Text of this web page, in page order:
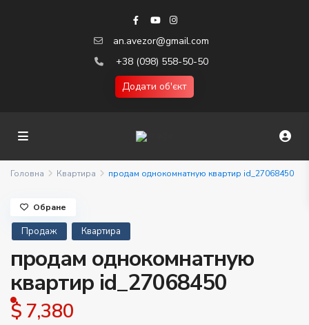
an.avezor@gmail.com
+38 (098) 558-50-50
Додати об'єкт
Головна Квартира продам однокомнатную квартир id_27068450
Продаж Квартира
продам однокомнатную
квартир id_27068450
$ 7,380
Обране